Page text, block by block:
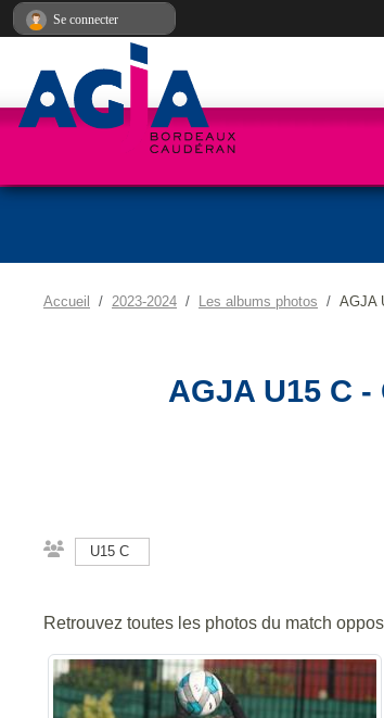
Accueil 2023-2024 Les albums photos AGJA
AGJA U15 C -
U15 C
Retrouvez toutes les photos du match
Se connecter
Panneau de gestion des cookies